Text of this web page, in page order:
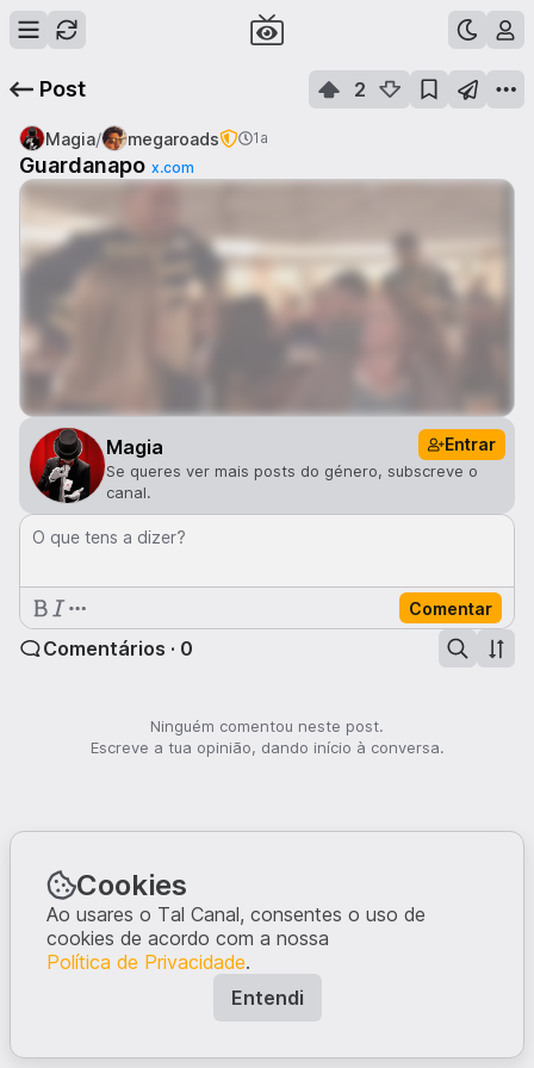
Post 2
Magia/ megaroads 1a
Guardanapo x.com
Magia Entrar
Se queres ver mais posts do género, subscreve o
canal.
O que tens a dizer?
Comentar
Comentários · 0
Ninguém comentou neste post.
Escreve a tua opinião, dando início à conversa.
Cookies
Ao usares o Tal Canal, consentes o uso de
cookies de acordo com a nossa
Política de Privacidade.
Entendi